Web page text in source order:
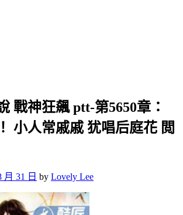
戰神狂飆 ptt-第5650章：
小人常戚戚 犹唱后庭花 閲
月 31 日 by Lovely Lee